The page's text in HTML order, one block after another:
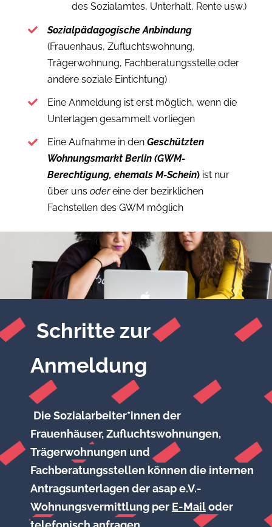
des Sozialamtes, Unterhalt, Rente usw.)
Sozialpädagogische Anbindung
(Frauenhaus, Zufluchtswohnung,
Trägerwohnung, Fachberatungsstelle oder
andere soziale Eintichtung)
Eine Anmeldung ist erst möglich, wenn die
Unterlagen gesammelt vorliegen
Eine Aufnahme in denGeschützten
Wohnungsmarkt Berlin (GWM-
Berechtigung, ehemals M-Schein) ist nur
über unsodereine der bezirklichen
Fachstellen des GWM möglich
Schritte zur
Anmeldung
Die Sozialarbeiter*innen der
Frauenhäuser, Zufluchtswohnungen,
Trägerwohnungen und
Fachberatungsstellen können die internen
Antragsunterlagen der asap e.V.-
Wohnungsvermittlung per E-Mailoder